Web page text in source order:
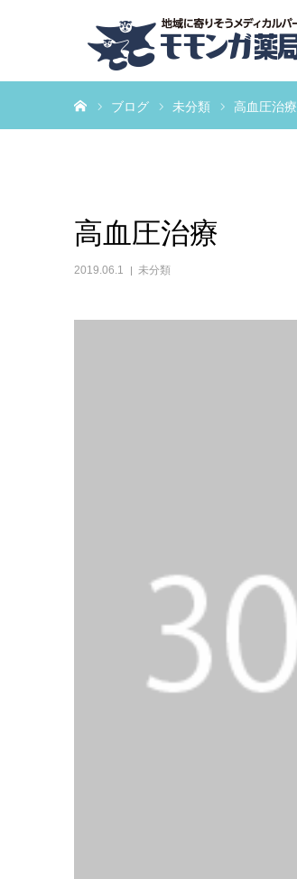
ブログ 未分類 高血圧治療
高血圧治療
2019.06.1 未分類